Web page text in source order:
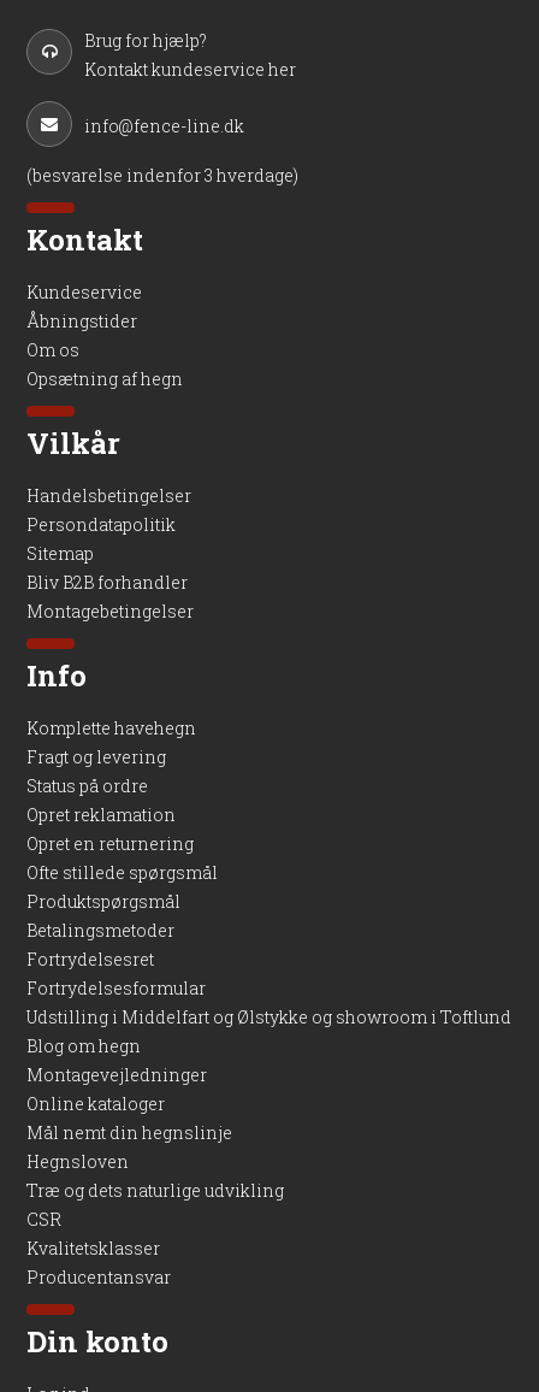
Brug for hjælp?
Kontakt kundeservice her
info@fence-line.dk
(besvarelse indenfor 3 hverdage)
Kontakt
Kundeservice
Åbningstider
Om os
Opsætning af hegn
Vilkår
Handelsbetingelser
Persondatapolitik
Sitemap
Bliv B2B forhandler
Montagebetingelser
Info
Komplette havehegn
Fragt og levering
Status på ordre
Opret reklamation
Opret en returnering
Ofte stillede spørgsmål
Produktspørgsmål
Betalingsmetoder
Fortrydelsesret
Fortrydelsesformular
Udstilling i Middelfart og Ølstykke og showroom i Toftlund
Blog om hegn
Montagevejledninger
Online kataloger
Mål nemt din hegnslinje
Hegnsloven
Træ og dets naturlige udvikling
CSR
Kvalitetsklasser
Producentansvar
Din konto